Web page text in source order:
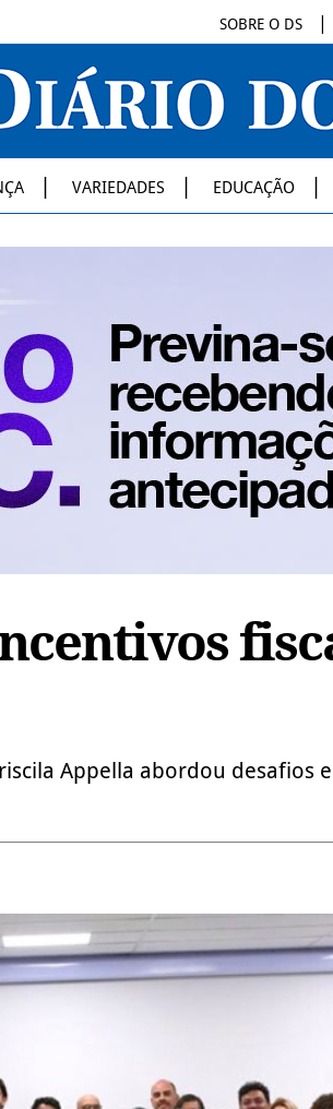
SOBRE O DS
VARIEDADES EDUCAÇÃO
Appella abordou desafios